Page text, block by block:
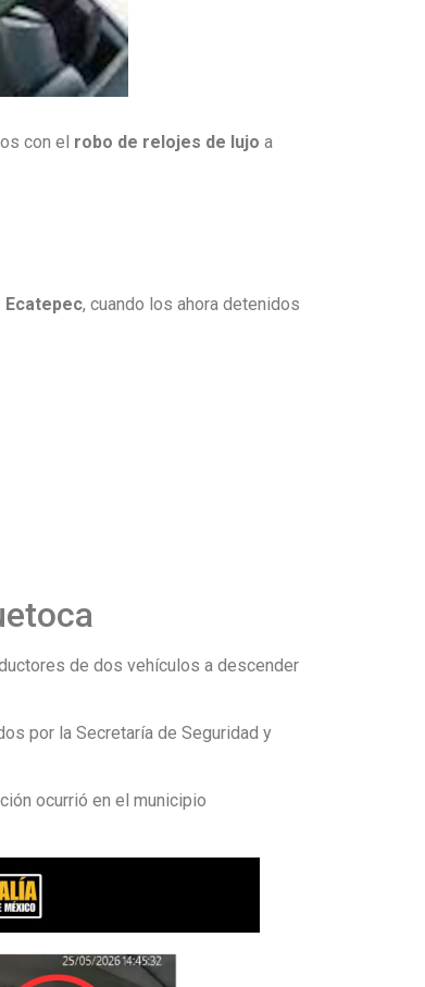
con el robo de relojes de lujo a
Ecatepec, cuando los ahora detenidos
de dos vehículos a descender
por la Secretaría de Seguridad y
ocurrió en el municipio